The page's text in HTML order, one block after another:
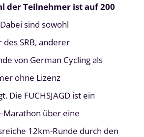
FAQ
Neuigkeiten
der Teilnehmer ist auf 200
Dabei sind sowohl
des SRB, anderer
von German Cycling als
ohne Lizenz
Die FUCHSJAGD ist ein
Marathon über eine
12km-Runde durch den